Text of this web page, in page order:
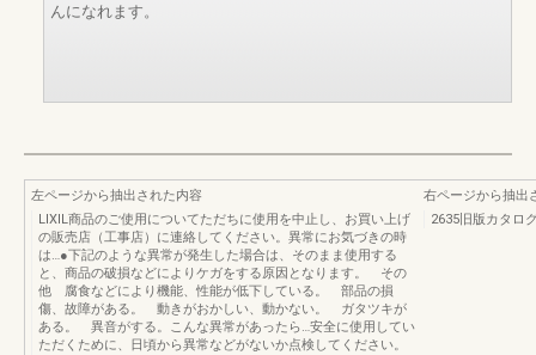
んになれます。
左ページから抽出された内容
LIXIL商品のご使用についてただちに使用を中止し、お買い上げ
の販売店（工事店）に連絡してください。異常にお気づきの時
は…●下記のような異常が発生した場合は、そのまま使用する
と、商品の破損などによりケガをする原因となります。 その
他 腐食などにより機能、性能が低下している。 部品の損
傷、故障がある。 動きがおかしい、動かない。 ガタツキが
ある。 異音がする。こんな異常があったら…安全に使用してい
ただくために、日頃から異常などがないか点検してください。
右ページから抽出
2635旧版カタロ